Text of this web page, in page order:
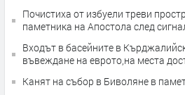
Почистиха от избуели треви
паметника на Апостола след
Входът в басейните в
въвеждане на еврото,на места
Канят на събор в Биволяне в